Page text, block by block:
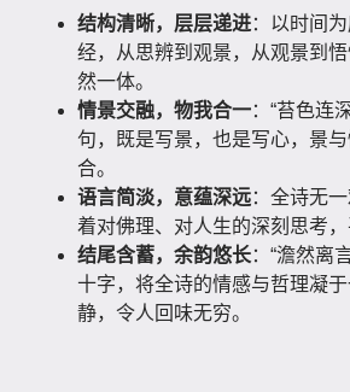
结构清晰，层层递进：以时间
经，从思辨到观景，从观景到
然一体。
情景交融，物我合一：“苔色连
句，既是写景，也是写心，景
合。
语言简淡，意蕴深远：全诗无
着对佛理、对人生的深刻思考，
结尾含蓄，余韵悠长：“澹然离
十字，将全诗的情感与哲理凝
静，令人回味无穷。